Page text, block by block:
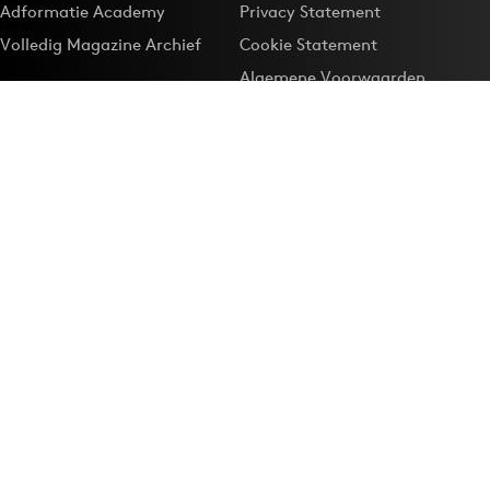
Adformatie Academy
Volledig Magazine Archief
Privacy Statement
Cookie Statement
Algemene Voorwaarden